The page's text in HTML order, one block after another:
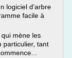
logiciel d'arbre
facile à
mène les
particulier, tant